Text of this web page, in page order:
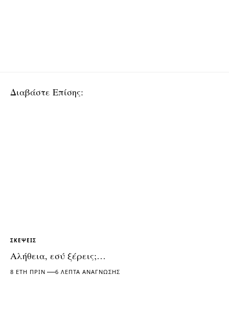
Διαβάστε Επίσης:
ΣΚΈΨΕΙΣ
Αλήθεια, εσύ ξέρεις;…
8 ΈΤΗ ΠΡΙΝ 6 ΛΕΠΤΆ ΑΝΆΓΝΩΣΗΣ